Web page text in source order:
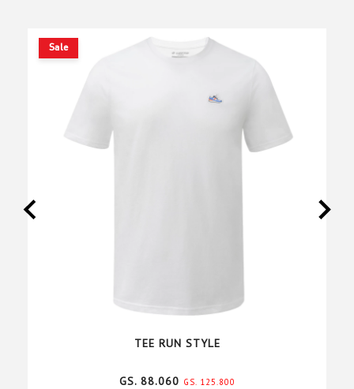
Sale
TEE RUN STYLE
GS. 88.060 GS. 125.800